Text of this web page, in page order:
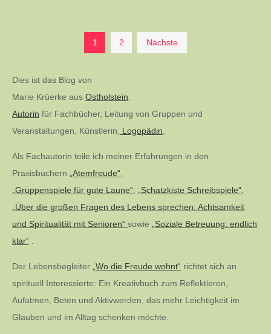
Seitennummerierung
der
Beiträge
1 2 Nächste
Dies ist das Blog von
Marie Krüerke aus Ostholstein:
Autorin für Fachbücher, Leitung von Gruppen und
Veranstaltungen, Künstlerin,
Logopädin
Als Fachautorin teile ich meiner Erfahrungen in den
Praxisbüchern
„Atemfreude“
„Gruppenspiele für gute Laune“
„Schatzkiste Schreibspiele“,
„Über die großen Fragen des Lebens sprechen: Achtsamkeit
und Spiritualität mit Senioren“ sowie
„Soziale Betreuung: endlich
klar“
Der Lebensbegleiter „Wo die Freude wohnt“ richtet sich an
spirituell Interessierte: Ein Kreativbuch zum Reflektieren,
Aufatmen, Beten und Aktivwerden, das mehr Leichtigkeit im
Glauben und im Alltag schenken möchte.